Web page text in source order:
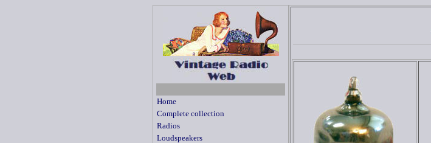
Home
Complete collection
Radios
Loudspeakers